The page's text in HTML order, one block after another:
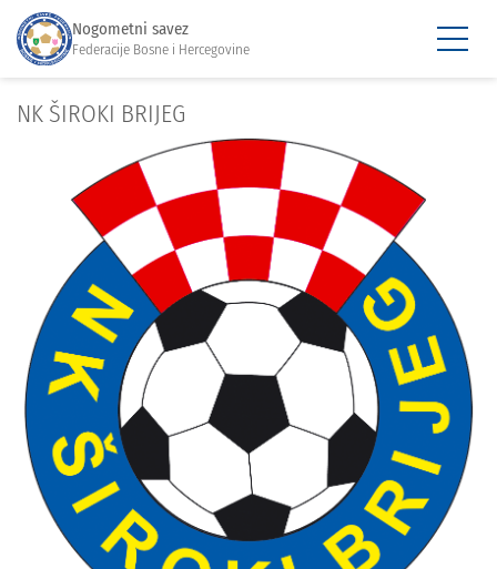
Nogometni savez
Federacije Bosne i Hercegovine
NK ŠIROKI BRIJEG